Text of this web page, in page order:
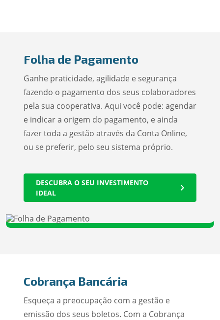
Folha de Pagamento
Ganhe praticidade, agilidade e segurança
fazendo o pagamento dos seus colaboradores
pela sua cooperativa. Aqui você pode: agendar
e indicar a origem do pagamento, e ainda
fazer toda a gestão através da Conta Online,
ou se preferir, pelo seu sistema próprio.
DESCUBRA O SEU INVESTIMENTO
IDEAL
Cobrança Bancária
Esqueça a preocupação com a gestão e
emissão dos seus boletos. Com a Cobrança